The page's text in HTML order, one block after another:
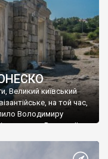
Великий київський
на той час,
Володимиру
Василю ІІ, та
християнином.